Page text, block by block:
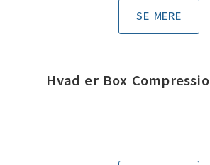
SE MERE
Hvad er Box